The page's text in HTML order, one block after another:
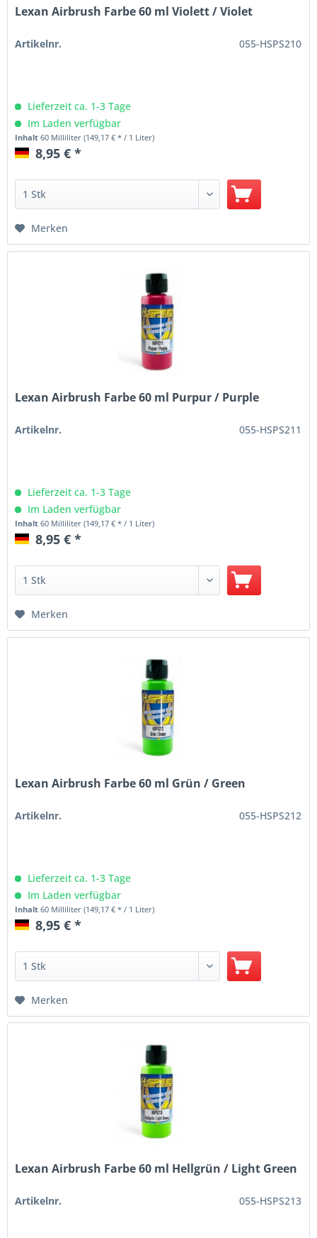
Lexan Airbrush Farbe 60 ml Violett / Violet
Artikelnr. 055-HSPS210
Lieferzeit ca. 1-3 Tage
Im Laden verfügbar
Inhalt60 Milliliter(149,17 € * / 1 Liter)
8,95 € *
Merken
Lexan Airbrush Farbe 60 ml Purpur / Purple
Artikelnr. 055-HSPS211
Lieferzeit ca. 1-3 Tage
Im Laden verfügbar
Inhalt60 Milliliter(149,17 € * / 1 Liter)
8,95 € *
Merken
Lexan Airbrush Farbe 60 ml Grün / Green
Artikelnr. 055-HSPS212
Lieferzeit ca. 1-3 Tage
Im Laden verfügbar
Inhalt60 Milliliter(149,17 € * / 1 Liter)
8,95 € *
Merken
Lexan Airbrush Farbe 60 ml Hellgrün / Light Green
Artikelnr. 055-HSPS213